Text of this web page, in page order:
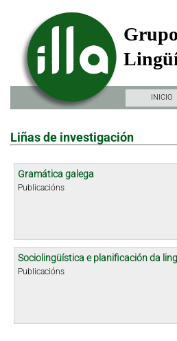
INICIO
Liñas de investigación
Gramática galega
Publicacións
Sociolingüística e planificación da
Publicacións